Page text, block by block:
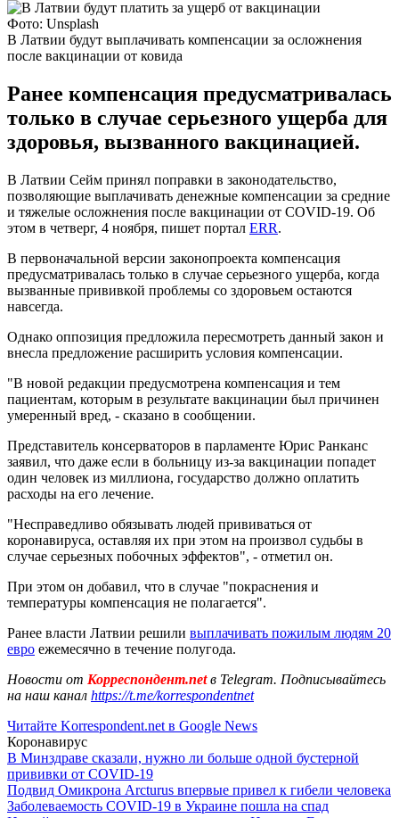
Фото: Unsplash
В Латвии будут выплачивать компенсации за осложнения
после вакцинации от ковида
Ранее компенсация предусматривалась
только в случае серьезного ущерба для
здоровья, вызванного вакцинацией.
В Латвии Сейм принял поправки в законодательство,
позволяющие выплачивать денежные компенсации за средние
и тяжелые осложнения после вакцинации от COVID-19. Об
этом в четверг, 4 ноября, пишет портал ERR.
В первоначальной версии законопроекта компенсация
предусматривалась только в случае серьезного ущерба, когда
вызванные прививкой проблемы со здоровьем остаются
навсегда.
Однако оппозиция предложила пересмотреть данный закон и
внесла предложение расширить условия компенсации.
"В новой редакции предусмотрена компенсация и тем
пациентам, которым в результате вакцинации был причинен
умеренный вред, - сказано в сообщении.
Представитель консерваторов в парламенте Юрис Ранканс
заявил, что даже если в больницу из-за вакцинации попадет
один человек из миллиона, государство должно оплатить
расходы на его лечение.
"Несправедливо обязывать людей прививаться от
коронавируса, оставляя их при этом на произвол судьбы в
случае серьезных побочных эффектов", - отметил он.
При этом он добавил, что в случае "покраснения и
температуры компенсация не полагается".
Ранее власти Латвии решили выплачивать пожилым людям 20
евро ежемесячно в течение полугода.
Новости от Корреспондент.netв Telegram. Подписывайтесь
на наш канал https://t.me/korrespondentnet
Читайте Korrespondent.net в Google News
Коронавирус
В Минздраве сказали, нужно ли больше одной бустерной
прививки от COVID-19
Подвид Омикрона Arcturus впервые привел к гибели человека
Заболеваемость COVID-19 в Украине пошла на спад